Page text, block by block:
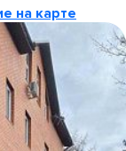
на карте